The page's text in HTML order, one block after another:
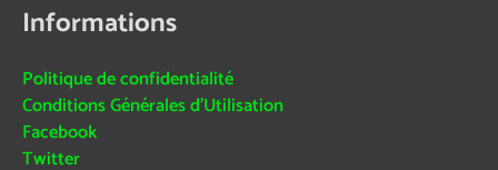
Informations
Politique de confidentialité
Conditions Générales d’Utilisation
Facebook
Twitter